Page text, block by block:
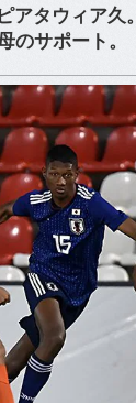
アタウィア久。
のサポート。